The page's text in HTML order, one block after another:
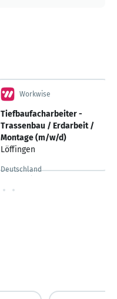
Workwise
Tiefbaufacharbeiter -
Trassenbau / Erdarbeit /
Montage (m/w/d)
Löffingen
Deutschland